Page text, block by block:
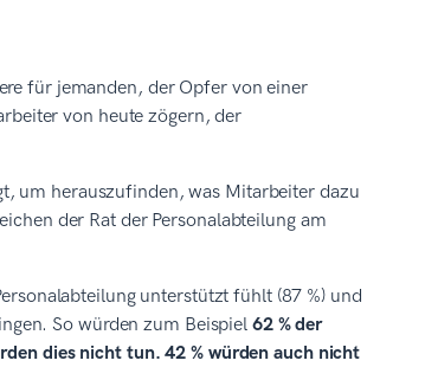
für jemanden, der Opfer von einer
von heute zögern, der
um herauszufinden, was Mitarbeiter dazu
der Rat der Personalabteilung am
unterstützt fühlt (87 %) und
So würden zum Beispiel 62 % der
dies nicht tun. 42 % würden auch nicht